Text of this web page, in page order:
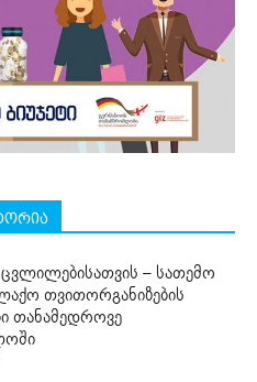
ცვლილებისათვის – სათემო
თვითორგანიზების
თანამედროვე